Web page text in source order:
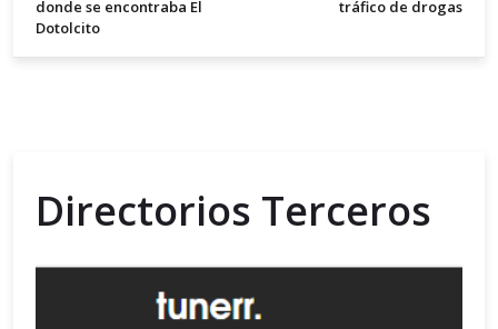
donde se encontraba El
Dotolcito
tráfico de drogas
Directorios Terceros